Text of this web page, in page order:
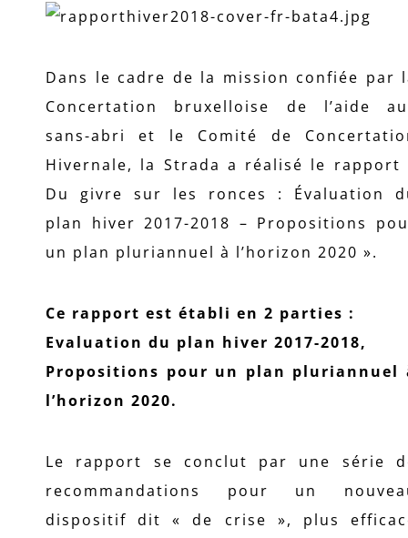
Dans le cadre de la mission confiée par
Concertation bruxelloise de l’aide
sans-abri et le Comité de
Hivernale, la Strada a réalisé le rapport
Du givre sur les ronces : Évaluation
plan hiver 2017-2018 – Propositions
un plan pluriannuel à l’horizon 2020 ».
Ce rapport est établi en 2 parties :
Evaluation du plan hiver 2017-2018,
Propositions pour un plan pluriannuel
l’horizon 2020.
Le rapport se conclut par une série
recommandations pour un
dispositif dit « de crise », plus